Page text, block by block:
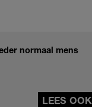
normaal mens
LEES OOK